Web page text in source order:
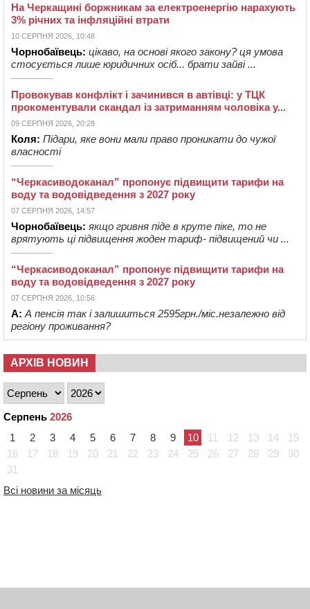
На Черкащині боржникам за електроенергію нарахують
3% річних та інфляційні втрати
10 СЕРПНЯ 2026, 10:48
Чорнобаївець: цікаво, на основі якого закону? ця умова
стосується лише юридичних осіб... брати зайві ...
Провокував конфлікт і зачинився в автівці: у ТЦК
прокоментували скандал із затриманням чоловіка у...
09 СЕРПНЯ 2026, 20:28
Коля: Підари, яке вони мали право проникати до чужої
власності
“Черкасиводоканал” пропонує підвищити тарифи на
воду та водовідведення з 2027 року
07 СЕРПНЯ 2026, 14:57
Чорнобаївець: якщо гривня піде в круте піке, то не
врятують ці підвищення жоден тариф- підвищений чи ...
“Черкасиводоканал” пропонує підвищити тарифи на
воду та водовідведення з 2027 року
07 СЕРПНЯ 2026, 10:56
А: А пенсія так і залишиться 2595грн./міс.незалежно від
регіону проживання?
АРХІВ НОВИН
Серпень 2026
1
2 3 4 5 6 7 8 9 10 11 12 13 14
15
16
17 18 19 20 21 22 23 24 25 26 27 28 29
30
31
Всі новини за місяць